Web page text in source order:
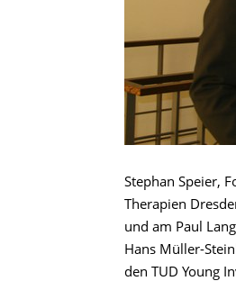
Stephan Speier,
Therapien
und am Paul
Hans Müller-
den TUD Young